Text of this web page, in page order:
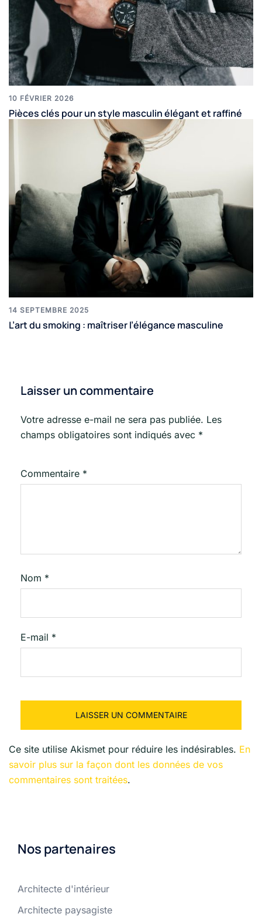
10 FÉVRIER 2026
Pièces clés pour un style masculin élégant et raffiné
14 SEPTEMBRE 2025
L’art du smoking : maîtriser l’élégance masculine
Laisser un commentaire
Votre adresse e-mail ne sera pas publiée. Les
champs obligatoires sont indiqués avec *
Commentaire *
Nom *
E-mail *
Ce site utilise Akismet pour réduire les indésirables. En
savoir plus sur la façon dont les données de vos
commentaires sont traitées.
Nos partenaires
Architecte d'intérieur
Architecte paysagiste